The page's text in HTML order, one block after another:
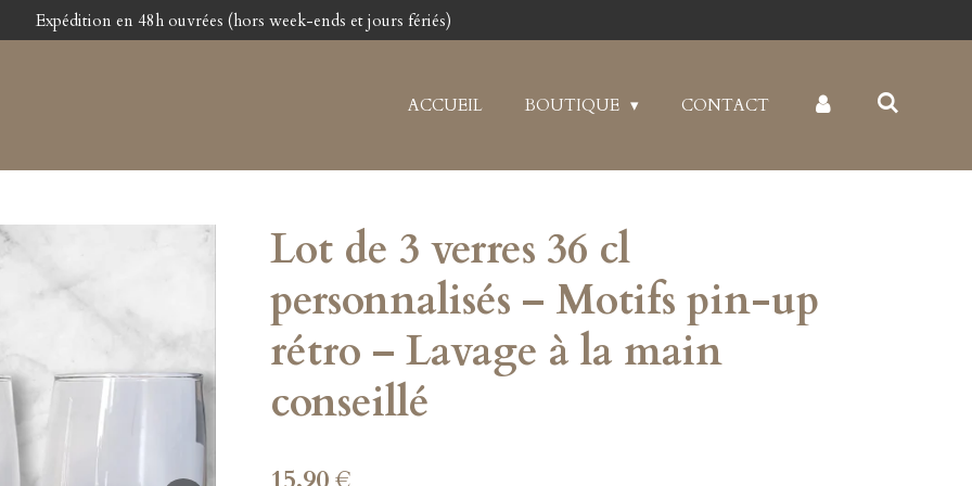
Expédition en 48h ouvrées (hors week-ends et jours fériés)
ACCUEIL BOUTIQUE CONTACT
Lot de 3 verres 36 cl
personnalisés – Motifs pin-up
rétro – Lavage à la main
conseillé